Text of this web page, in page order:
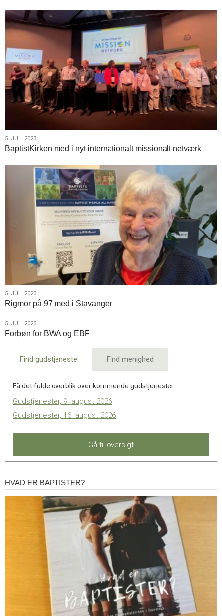
2023
5.
jul.
2023
5. JUL. 2023
BaptistKirken med i nyt internationalt missionalt netværk
5.
jul.
2023
5. JUL. 2023
Rigmor på 97 med i Stavanger
5.
jul.
5. JUL. 2023
Forbøn for BWA og EBF
Find gudstjeneste Find menighed
Få det fulde overblik over kommende gudstjenester.
Gudstjenester, 9. august 2026
Gudstjenester, 16. august 2026
Gå til oversigt
Hvad
er
HVAD ER BAPTISTER?